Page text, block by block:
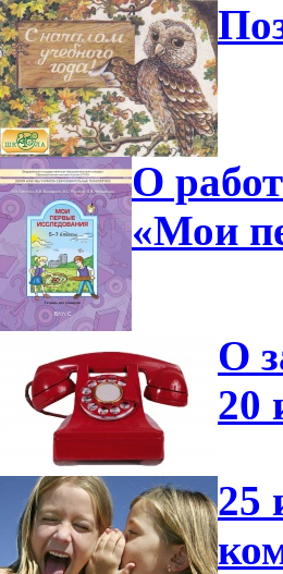
О
«Мои
О
20
25